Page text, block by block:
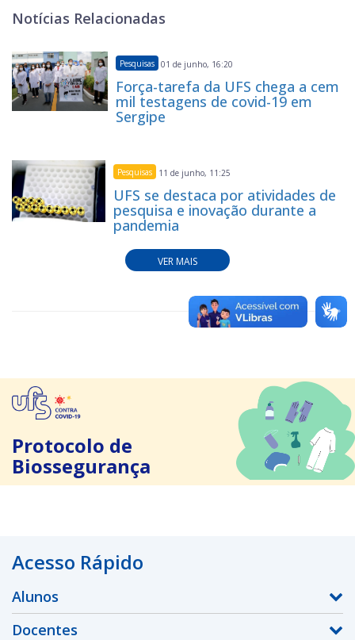
Notícias Relacionadas
Pesquisas 01 de junho, 16:20
Força-tarefa da UFS chega a cem
mil testagens de covid-19 em
Sergipe
Pesquisas 11 de junho, 11:25
UFS se destaca por atividades de
pesquisa e inovação durante a
pandemia
VER MAIS
Protocolo de
Biossegurança
Acesso Rápido
Alunos
Docentes